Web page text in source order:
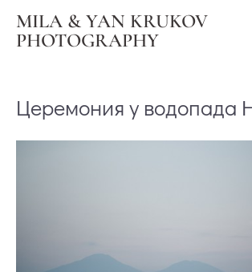
MILA & YAN KRUKOV
PHOTOGRAPHY
Церемония у водопада